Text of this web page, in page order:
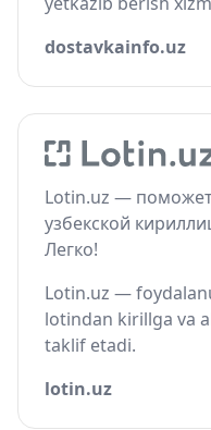
dostavkainfo.uz
Lotin.uz —
узбекской
Легко!
Lotin.uz —
lotindan kirillga va
taklif etadi.
lotin.uz